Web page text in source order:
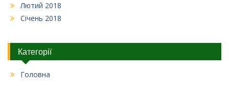
Лютий 2018
Січень 2018
Категорії
Головна